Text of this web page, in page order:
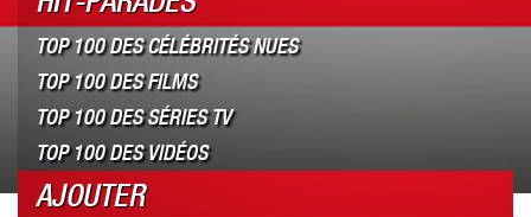
TOP 100 DES CÉLÉBRITÉS NUES
TOP 100 DES FILMS
TOP 100 DES SÉRIES TV
TOP 100 DES VIDÉOS
AJOUTER